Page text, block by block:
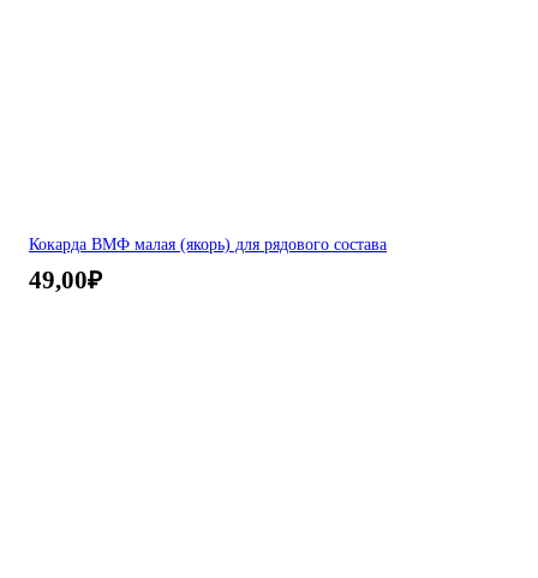
Кокарда ВМФ малая (якорь) для рядового состава
49,00₽